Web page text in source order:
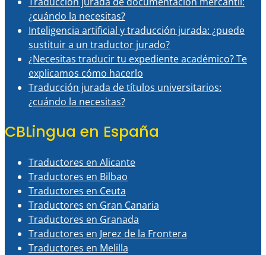
¿cuándo la necesitas?
Inteligencia artificial y traducción jurada: ¿puede
sustituir a un traductor jurado?
¿Necesitas traducir tu expediente académico? Te
explicamos cómo hacerlo
Traducción jurada de títulos universitarios:
¿cuándo la necesitas?
CBLingua en España
Traductores en Alicante
Traductores en Bilbao
Traductores en Ceuta
Traductores en Gran Canaria
Traductores en Granada
Traductores en Jerez de la Frontera
Traductores en Melilla